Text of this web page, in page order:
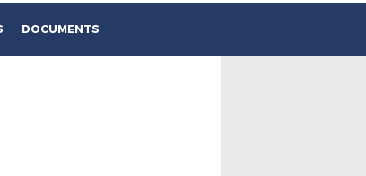
DOCUMENTS